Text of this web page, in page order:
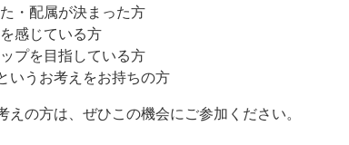
・配属が決まった方
感じている方
プを目指している方
いうお考えをお持ちの方
の方は、ぜひこの機会にご参加ください。